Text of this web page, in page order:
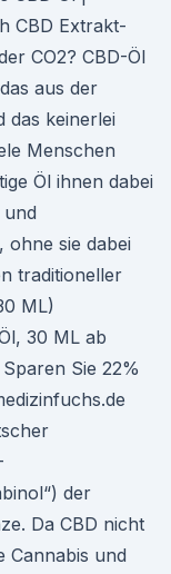
CBD Extrakt-
CO2? CBD-Öl
aus der
das keinerlei
Menschen
Öl ihnen dabei
ohne sie dabei
traditioneller
ML)
30 ML ab
Sie 22%
der
Da CBD nicht
Cannabis und